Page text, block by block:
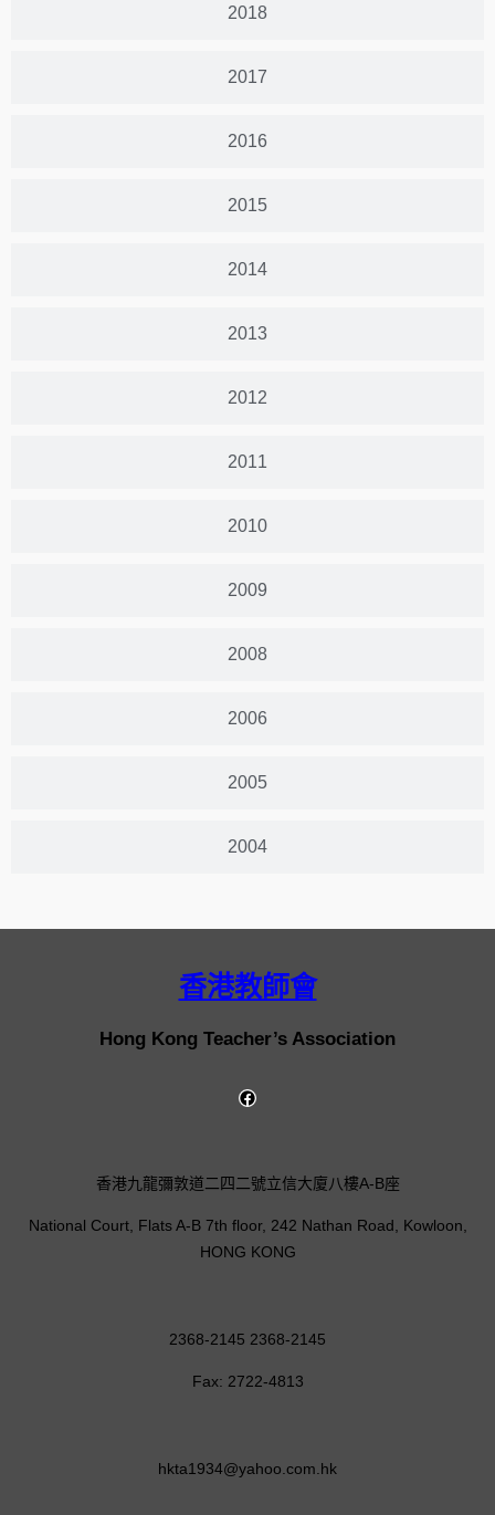
2018
2017
2016
2015
2014
2013
2012
2011
2010
2009
2008
2006
2005
2004
香港教師會
Hong Kong Teacher’s Association
香港九龍彌敦道二四二號立信大廈八樓A-B座
National Court, Flats A-B 7th floor, 242 Nathan Road, Kowloon,
HONG KONG
2368-2145 2368-2145
Fax: 2722-4813
hkta1934@yahoo.com.hk